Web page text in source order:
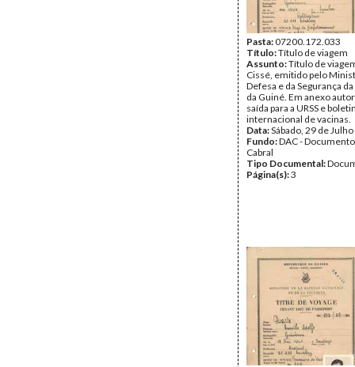
Pasta:07200.172.033
Título:Título de viagem
Assunto:Título de
Cissé, emitido pelo
Defesa e da Segurança
da Guiné. Em anexo
saída para a URSS e
internacional de vacinas.
Data:Sábado, 29 de
Fundo:DAC -
Cabral
Tipo Documental:
Página(s):3